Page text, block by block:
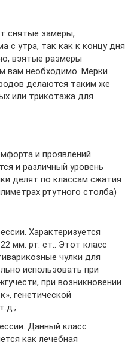
снятые замеры,
с утра, так как к концу дня
взятые размеры
вам необходимо. Мерки
делаются таким же
или трикотажа для
и проявлений
и различный уровень
делят по классам сжатия
ртутного столба)
Характеризуется
мм. рт. ст.. Этот класс
чулки для
использовать при
при возникновении
генетической
Данный класс
как лечебная